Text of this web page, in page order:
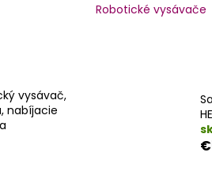
Robotické vysávače
vysávač,
nabíjacie